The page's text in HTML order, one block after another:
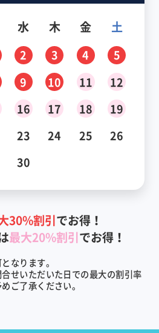
水 木 金 土
2 3 4
5
9 10 11
12
16 17 18
19
23 24 25
26
30
30%割引でお得！
最大20%割引でお得！
なります。
せいただいた日での最大の割引率
ご了承ください。